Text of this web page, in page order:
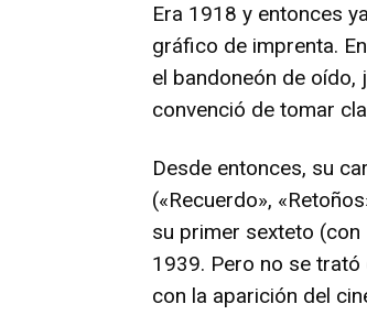
Era 1918 y entonces
gráfico de imprenta.
el bandoneón de
convenció de tomar
Desde entonces, su
(«Recuerdo»,
su primer sexteto
1939. Pero no se trató
con la aparición del